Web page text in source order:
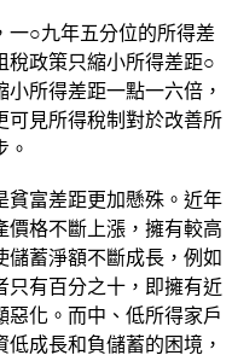
一○九年五分位的所得差
稅政策只縮小所得差距○
所得差距一點一六倍，
可見所得稅制對於改善所
。
貧富差距更加懸殊。近年
價格不斷上漲，擁有較高
儲蓄淨額不斷成長，例如
只有百分之十，即擁有近
惡化。而中、低所得家戶
成長和負儲蓄的困境，